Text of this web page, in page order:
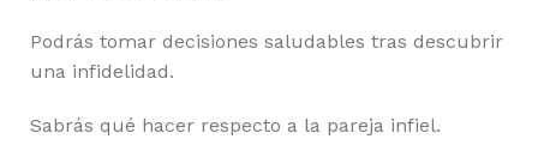
Podrás tomar decisiones saludables tras descubrir
una infidelidad.
Sabrás qué hacer respecto a la pareja infiel.